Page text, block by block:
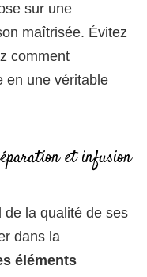
sur une
maîtrisée. Évitez
comment
en une véritable
et infusion
de la qualité de ses
dans la
éléments